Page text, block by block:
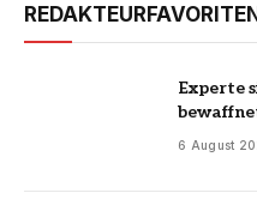
Experte
6 August